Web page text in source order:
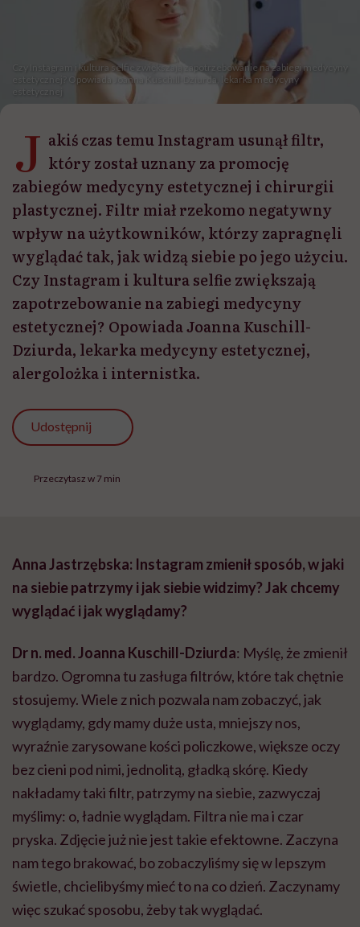
Czy Instagram i kultura selfie zwiększają zapotrzebowanie na zabiegi medycyny
estetycznej? Opowiada Joanna Kuschill-Dziurda, lekarka medycyny
estetycznej
J akiś czas temu Instagram usunął filtr,
który został uznany za promocję
zabiegów medycyny estetycznej i chirurgii
plastycznej. Filtr miał rzekomo negatywny
wpływ na użytkowników, którzy zapragnęli
wyglądać tak, jak widzą siebie po jego użyciu.
Czy Instagram i kultura selfie zwiększają
zapotrzebowanie na zabiegi medycyny
estetycznej? Opowiada Joanna Kuschill-
Dziurda, lekarka medycyny estetycznej,
alergolożka i internistka.
Udostępnij
Przeczytasz w 7 min
Anna Jastrzębska: Instagram zmienił sposób, w jaki
na siebie patrzymy i jak siebie widzimy? Jak chcemy
wyglądać i jak wyglądamy?
Dr n. med. Joanna Kuschill-Dziurda: Myślę, że zmienił
bardzo. Ogromna tu zasługa filtrów, które tak chętnie
stosujemy. Wiele z nich pozwala nam zobaczyć, jak
wyglądamy, gdy mamy duże usta, mniejszy nos,
wyraźnie zarysowane kości policzkowe, większe oczy
bez cieni pod nimi, jednolitą, gładką skórę. Kiedy
nakładamy taki filtr, patrzymy na siebie, zazwyczaj
myślimy: o, ładnie wyglądam. Filtra nie ma i czar
pryska. Zdjęcie już nie jest takie efektowne. Zaczyna
nam tego brakować, bo zobaczyliśmy się w lepszym
świetle, chcielibyśmy mieć to na co dzień. Zaczynamy
więc szukać sposobu, żeby tak wyglądać.